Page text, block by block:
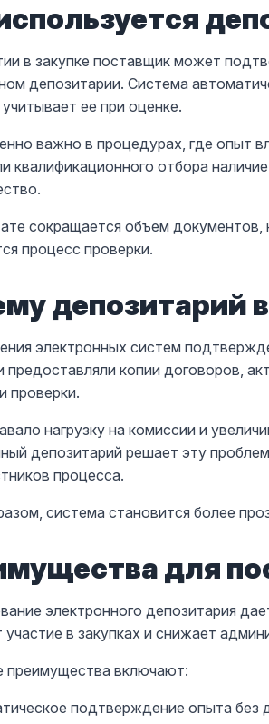
в закупке поставщик может
депозитарии. Система
ее при оценке.
важно в процедурах, где опыт
квалификационного отбора
сокращается объем
процесс проверки.
депозитарий
электронных систем
предоставляли копии договоров,
проверки.
нагрузку на комиссии и
депозитарий решает эту
процесса.
система становится более
для
электронного депозитария
в закупках и снижает
преимущества включают:
подтверждение опыта без